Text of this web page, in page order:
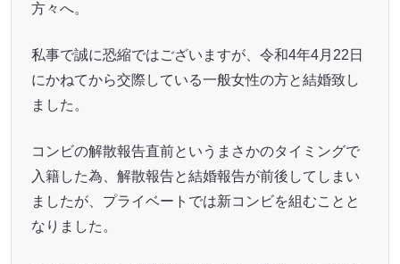
方々へ。
私事で誠に恐縮ではございますが、令和4年4月22日
にかねてから交際している一般女性の方と結婚致し
ました。
コンビの解散報告直前というまさかのタイミングで
入籍した為、解散報告と結婚報告が前後してしまい
ましたが、プライベートでは新コンビを組むことと
なりました。